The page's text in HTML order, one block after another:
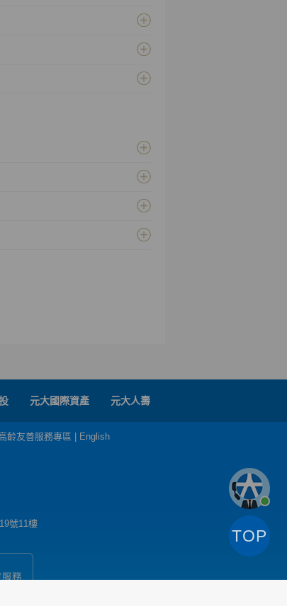
元大國際資產 元大人壽
齡友善服務專區
English
號11樓
TOP